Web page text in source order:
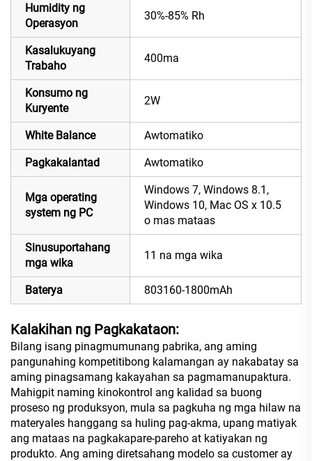
Humidity ng
Operasyon
30%-85% Rh
Kasalukuyang
Trabaho
400ma
Konsumo ng
Kuryente
2W
White Balance Awtomatiko
Pagkakalantad Awtomatiko
Mga operating
system ng PC
Windows 7, Windows 8.1,
Windows 10, Mac OS x 10.5
o mas mataas
Sinusuportahang
mga wika
11 na mga wika
Baterya 803160-1800mAh
Kalakihan ng Pagkakataon:
Bilang isang pinagmumunang pabrika, ang aming
pangunahing kompetitibong kalamangan ay nakabatay sa
aming pinagsamang kakayahan sa pagmamanupaktura.
Mahigpit naming kinokontrol ang kalidad sa buong
proseso ng produksyon, mula sa pagkuha ng mga hilaw na
materyales hanggang sa huling pag-akma, upang matiyak
ang mataas na pagkakapare-pareho at katiyakan ng
produkto. Ang aming diretsahang modelo sa customer ay